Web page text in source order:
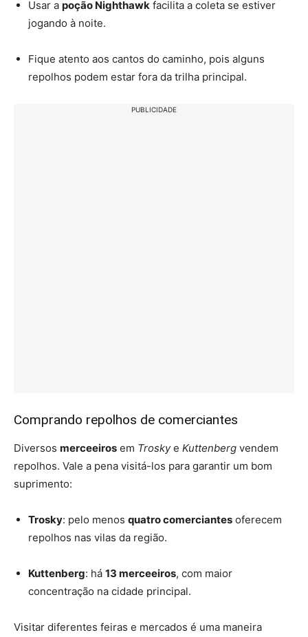
Usar a poção Nighthawk facilita a coleta se estiver
jogando à noite.
Fique atento aos cantos do caminho, pois alguns
repolhos podem estar fora da trilha principal.
PUBLICIDADE
Comprando repolhos de comerciantes
Diversos merceeiros em Troskye Kuttenberg vendem
repolhos. Vale a pena visitá-los para garantir um bom
suprimento:
Trosky: pelo menos quatro comerciantes oferecem
repolhos nas vilas da região.
Kuttenberg: há 13 merceeiros, com maior
concentração na cidade principal.
Visitar diferentes feiras e mercados é uma maneira